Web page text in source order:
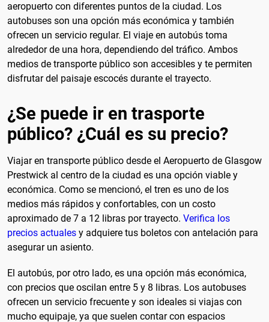
aeropuerto con diferentes puntos de la ciudad. Los
autobuses son una opción más económica y también
ofrecen un servicio regular. El viaje en autobús toma
alrededor de una hora, dependiendo del tráfico. Ambos
medios de transporte público son accesibles y te permiten
disfrutar del paisaje escocés durante el trayecto.
¿Se puede ir en trasporte
público? ¿Cuál es su precio?
Viajar en transporte público desde el Aeropuerto de Glasgow
Prestwick al centro de la ciudad es una opción viable y
económica. Como se mencionó, el tren es uno de los
medios más rápidos y confortables, con un costo
aproximado de 7 a 12 libras por trayecto. Verifica los
precios actuales y adquiere tus boletos con antelación para
asegurar un asiento.
El autobús, por otro lado, es una opción más económica,
con precios que oscilan entre 5 y 8 libras. Los autobuses
ofrecen un servicio frecuente y son ideales si viajas con
mucho equipaje, ya que suelen contar con espacios